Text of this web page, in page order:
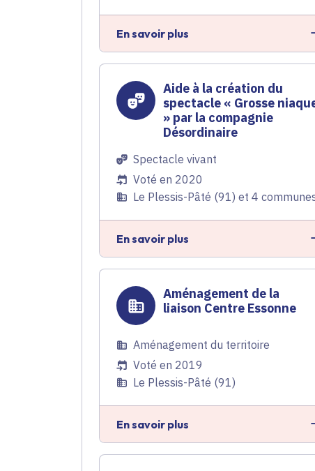
En savoir plus
Aide à la création du
spectacle « Grosse
» par la compagnie
Désordinaire
Spectacle vivant
Voté en 2020
Le Plessis-Pâté (91) et 4
En savoir plus
Aménagement de la
liaison Centre Essonne
Aménagement du territoire
Voté en 2019
Le Plessis-Pâté (91)
En savoir plus